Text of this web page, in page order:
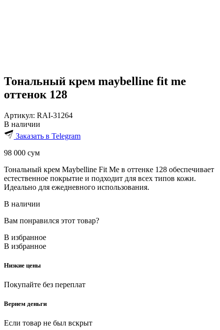
Тональный крем maybelline fit me
оттенок 128
Артикул: RAI-31264
В наличии
Заказать в Telegram
98 000 сум
Тональный крем Maybelline Fit Me в оттенке 128 обеспечивает
естественное покрытие и подходит для всех типов кожи.
Идеально для ежедневного использования.
В наличии
Вам понравился этот товар?
В избранное
В избранное
Низкие цены
Покупайте без переплат
Вернем деньги
Если товар не был вскрыт